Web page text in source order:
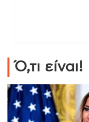
Ό,τι είναι!